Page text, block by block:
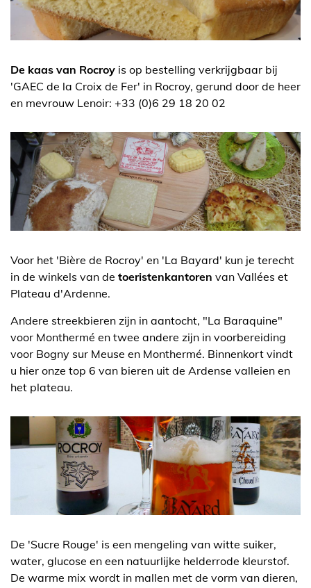
De kaas van Rocroy is op bestelling verkrijgbaar bij
'GAEC de la Croix de Fer' in Rocroy, gerund door de heer
en mevrouw Lenoir: +33 (0)6 29 18 20 02
Voor het 'Bière de Rocroy' en 'La Bayard' kun je terecht
in de winkels van de toeristenkantoren van Vallées et
Plateau d'Ardenne.
Andere streekbieren zijn in aantocht, "La Baraquine"
voor Monthermé en twee andere zijn in voorbereiding
voor Bogny sur Meuse en Monthermé. Binnenkort vindt
u hier onze top 6 van bieren uit de Ardense valleien en
het plateau.
De 'Sucre Rouge' is een mengeling van witte suiker,
water, glucose en een natuurlijke helderrode kleurstof.
De warme mix wordt in mallen met de vorm van dieren,